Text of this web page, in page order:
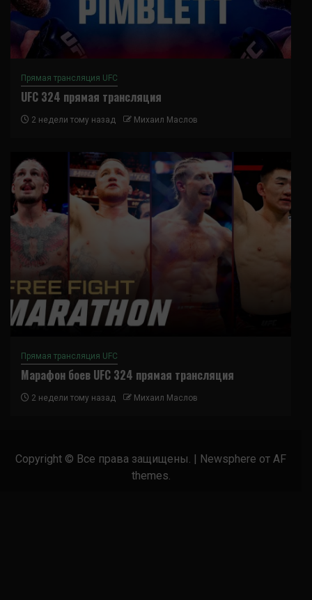
Прямая трансляция UFC
UFC 324 прямая трансляция
2 недели тому назад Михаил Маслов
Прямая трансляция UFC
Марафон боев UFC 324 прямая трансляция
2 недели тому назад Михаил Маслов
Copyright © Все права защищены. Newsphere от AF
themes.